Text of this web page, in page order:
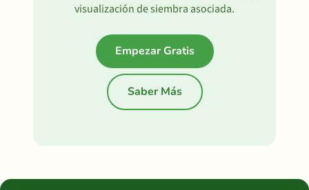
visualización de siembra asociada.
Empezar Gratis
Saber Más